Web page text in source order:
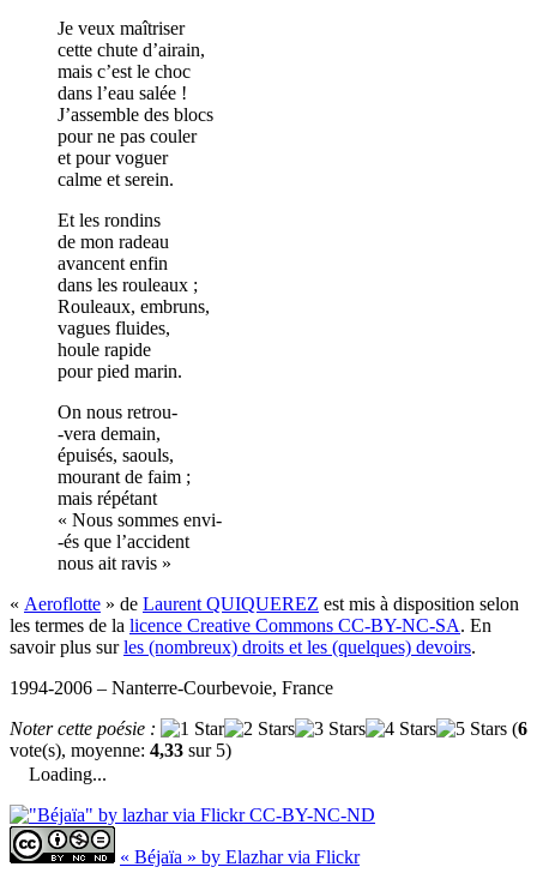
Je veux maîtriser
cette chute d’airain,
mais c’est le choc
dans l’eau salée !
J’assemble des blocs
pour ne pas couler
et pour voguer
calme et serein.
Et les rondins
de mon radeau
avancent enfin
dans les rouleaux ;
Rouleaux, embruns,
vagues fluides,
houle rapide
pour pied marin.
On nous retrou-
-vera demain,
épuisés, saouls,
mourant de faim ;
mais répétant
« Nous sommes envi-
-és que l’accident
nous ait ravis »
« Aeroflotte » de Laurent QUIQUEREZ est mis à disposition selon
les termes de la licence Creative Commons CC-BY-NC-SA. En
savoir plus surles (nombreux) droits et les (quelques) devoirs.
1994-2006 – Nanterre-Courbevoie, France
Noter cette poésie :
(6
vote(s), moyenne: 4,33 sur 5)
Loading...
« Béjaïa » by Elazhar via Flickr